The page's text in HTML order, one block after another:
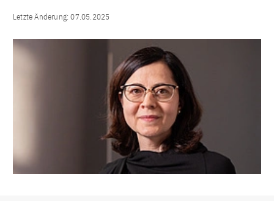
Letzte Änderung:07.05.2025